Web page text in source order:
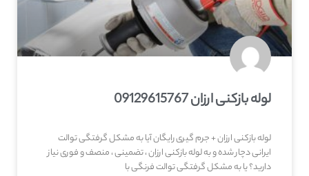
لوله بازکنی ارزان 09129615767
لوله بازکنی ارزان + جرم گیری رایگان آیا به مشکل گرفتگی توالت
ایرانی دچار شده و به لوله بازکنی ارزان ، تضمینی ، منصف و فوری نیاز
دارید؟ یا به مشکل گرفتگی توالت فرنگی با